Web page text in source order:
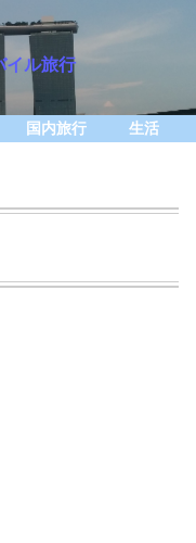
イル旅行
国内旅行 生活